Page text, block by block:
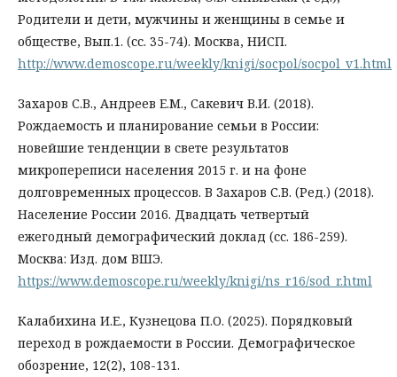
Родители и дети, мужчины и женщины в семье и
обществе, Вып.1. (сс. 35-74). Москва, НИСП.
http://www.demoscope.ru/weekly/knigi/socpol/socpol_v1.html
Захаров С.В., Андреев Е.М., Сакевич В.И. (2018).
Рождаемость и планирование семьи в России:
новейшие тенденции в свете результатов
микропереписи населения 2015 г. и на фоне
долговременных процессов. В Захаров С.В. (Ред.) (2018).
Население России 2016. Двадцать четвертый
ежегодный демографический доклад (сс. 186-259).
Москва: Изд. дом ВШЭ.
https://www.demoscope.ru/weekly/knigi/ns_r16/sod_r.html
Калабихина И.Е., Кузнецова П.О. (2025). Порядковый
переход в рождаемости в России. Демографическое
обозрение, 12(2), 108-131.